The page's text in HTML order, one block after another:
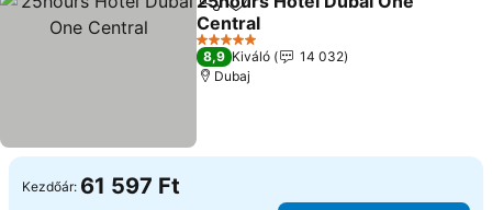
Megosztás
Hozzáadás a kedvencekhez
Central
Árak megjelenítése
5 Kategória
8,9 Kiváló
14 032
Dubaj
Kezdőár: 61 597 Ft